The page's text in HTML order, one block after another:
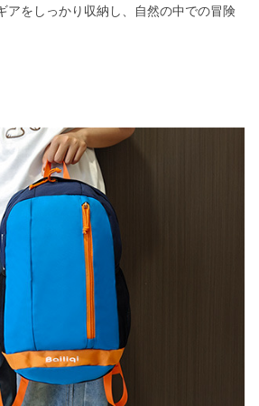
アをしっかり収納し、自然の中での冒険